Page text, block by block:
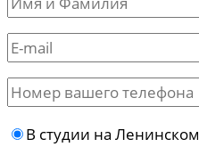
В студии на Ленинском